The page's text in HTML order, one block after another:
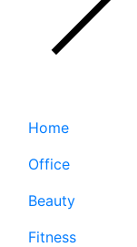
Home
Office
Beauty
Fitness